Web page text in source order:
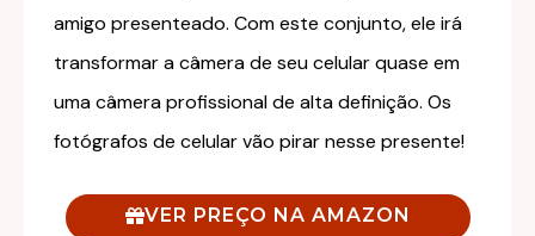
amigo presenteado. Com este conjunto, ele irá
transformar a câmera de seu celular quase em
uma câmera profissional de alta definição. Os
fotógrafos de celular vão pirar nesse presente!
VER PREÇO NA AMAZON